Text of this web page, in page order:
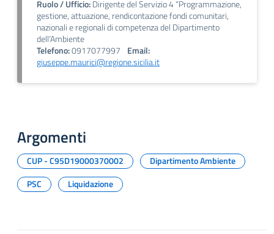
Ruolo / Ufficio:Dirigente del Servizio 4 “Programmazione,
gestione, attuazione, rendicontazione fondi comunitari,
nazionali e regionali di competenza del Dipartimento
dell’Ambiente
Telefono:0917077997 Email:
giuseppe.maurici@regione.sicilia.it
Argomenti
CUP - C95D19000370002
Dipartimento Ambiente
PSC
Liquidazione